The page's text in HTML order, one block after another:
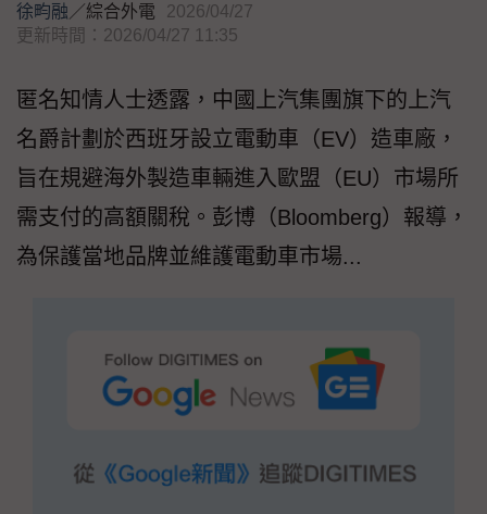
徐畇融 ／綜合外電
2026/04/27
更新時間：2026/04/27 11:35
匿名知情人士透露，中國上汽集團旗下的上汽
名爵計劃於西班牙設立電動車（EV）造車廠，
旨在規避海外製造車輛進入歐盟（EU）市場所
需支付的高額關稅。彭博（Bloomberg）報導，
為保護當地品牌並維護電動車市場...